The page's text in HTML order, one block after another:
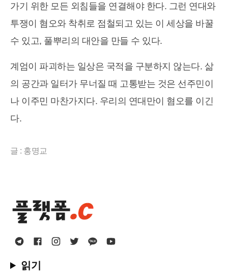
가기 위한 모든 외침들을 연결해야 한다. 그런 연대와
투쟁이 혐오와 착취로 점철되고 있는 이 세상을 바꿀
수 있고, 풀뿌리의 대안을 만들 수 있다.
계엄이 파괴하는 일상은 국적을 구분하지 않는다. 삶
의 공간과 일터가 무너질 때 고통받는 것은 선주민이
나 이주민 마찬가지다. 우리의 연대만이 혐오를 이긴
다.
글 : 홍명교
읽기